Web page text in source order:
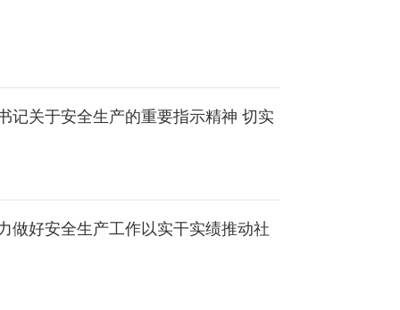
记关于安全生产的重要指示精神 切实
做好安全生产工作以实干实绩推动社